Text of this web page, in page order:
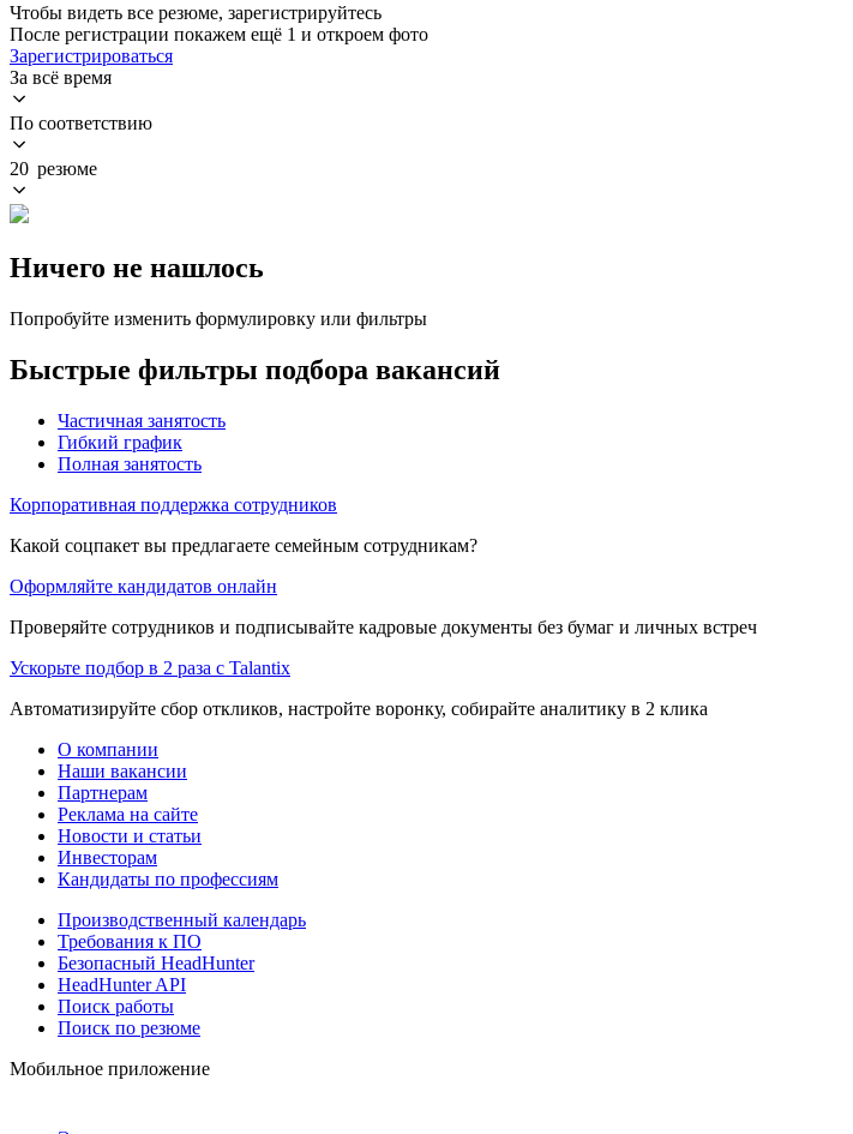
Чтобы видеть все резюме, зарегистрируйтесь
После регистрации покажем ещё 1 и откроем фото
Зарегистрироваться
За всё время
По соответствию
20 резюме
Ничего не нашлось
Попробуйте изменить формулировку или фильтры
Быстрые фильтры подбора вакансий
Частичная занятость
Гибкий график
Полная занятость
Корпоративная поддержка сотрудников
Какой соцпакет вы предлагаете семейным сотрудникам?
Оформляйте кандидатов онлайн
Проверяйте сотрудников и подписывайте кадровые документы без бумаг и личных встреч
Ускорьте подбор в 2 раза с Talantix
Автоматизируйте сбор откликов, настройте воронку, собирайте аналитику в 2 клика
О компании
Наши вакансии
Партнерам
Реклама на сайте
Новости и статьи
Инвесторам
Кандидаты по профессиям
Производственный календарь
Требования к ПО
Безопасный HeadHunter
HeadHunter API
Поиск работы
Поиск по резюме
Мобильное приложение